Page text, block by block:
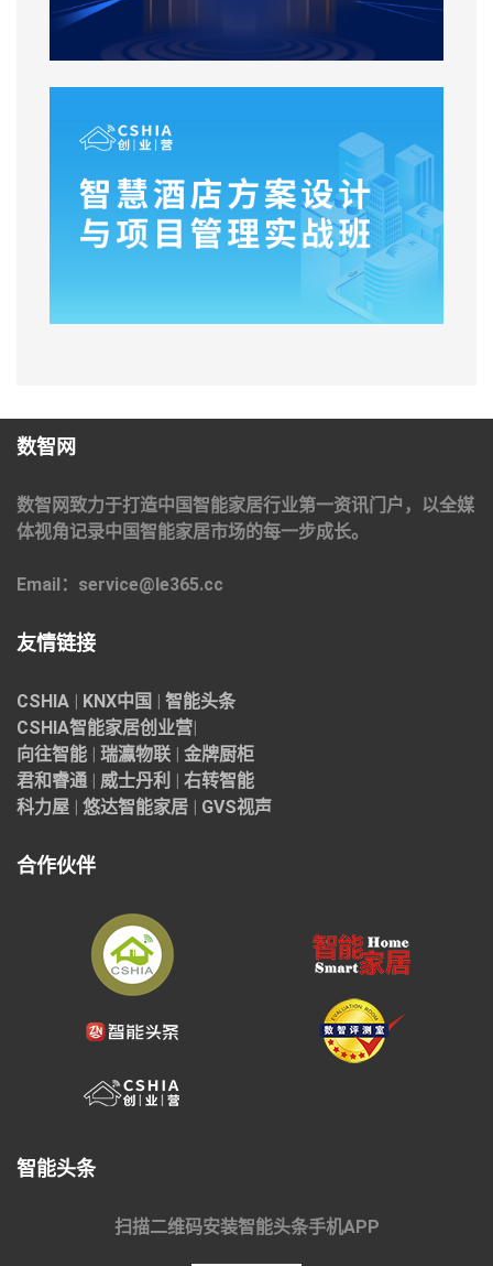
数智网
数智网致力于打造中国智能家居行业第一资讯门户，以全媒
体视角记录中国智能家居市场的每一步成长。
Email：service@le365.cc
友情链接
CSHIA | KNX中国 | 智能头条
CSHIA智能家居创业营|
向往智能 | 瑞瀛物联 | 金牌厨柜
君和睿通 | 威士丹利 | 右转智能
科力屋 | 悠达智能家居 | GVS视声
合作伙伴
智能头条
扫描二维码安装智能头条手机APP